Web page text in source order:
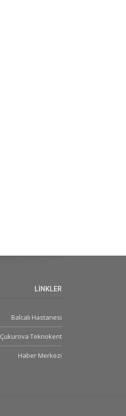
LİNKLER
Balcalı Hastanesi
Çukurova Teknokent
Haber Merkezi